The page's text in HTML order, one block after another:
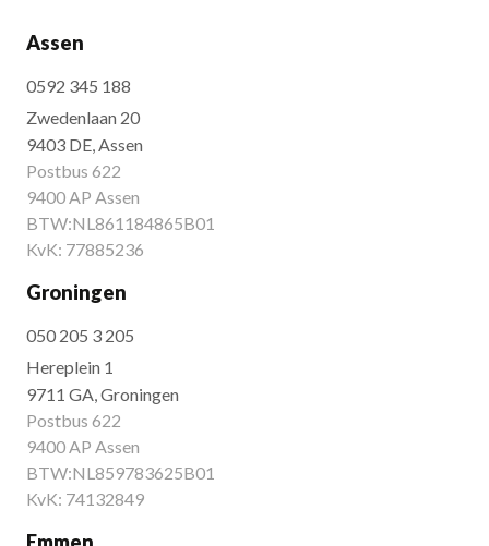
Assen
0592 345 188
Zwedenlaan 20
9403 DE, Assen
Postbus 622
9400 AP Assen
BTW:NL861184865B01
KvK: 77885236
Groningen
050 205 3 205
Hereplein 1
9711 GA, Groningen
Postbus 622
9400 AP Assen
BTW:NL859783625B01
KvK: 74132849